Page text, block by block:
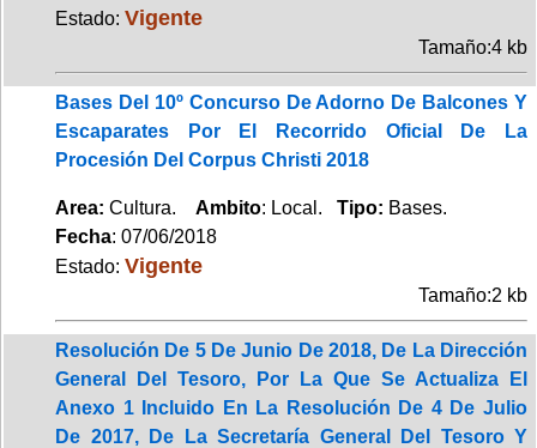
Estado: Vigente
Tamaño:4 kb
Bases Del 10º Concurso De Adorno De Balcones Y
Escaparates Por El Recorrido Oficial De La
Procesión Del Corpus Christi 2018
Area: Cultura. Ambito: Local. Tipo: Bases.
Fecha: 07/06/2018
Estado: Vigente
Tamaño:2 kb
Resolución De 5 De Junio De 2018, De La Dirección
General Del Tesoro, Por La Que Se Actualiza El
Anexo 1 Incluido En La Resolución De 4 De Julio
De 2017, De La Secretaría General Del Tesoro Y